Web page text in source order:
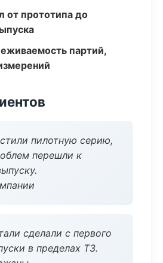
от прототипа до
партий,
пилотную серию,
перешли к
сделали с первого
в пределах ТЗ.